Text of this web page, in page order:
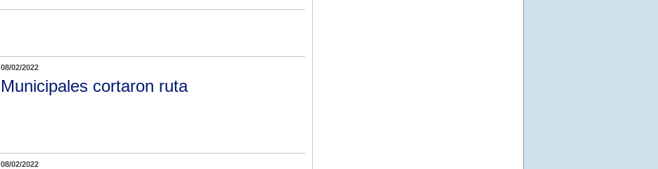
08/02/2022
Municipales cortaron ruta
08/02/2022